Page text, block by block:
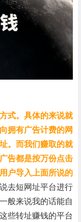
式。具体的来说就
拥有广告计费的网
。而我们赚取的就
告都是按万份点击
户导入上面所说的
去短网址平台进行
般来说我的话能自
些转址赚钱的平台